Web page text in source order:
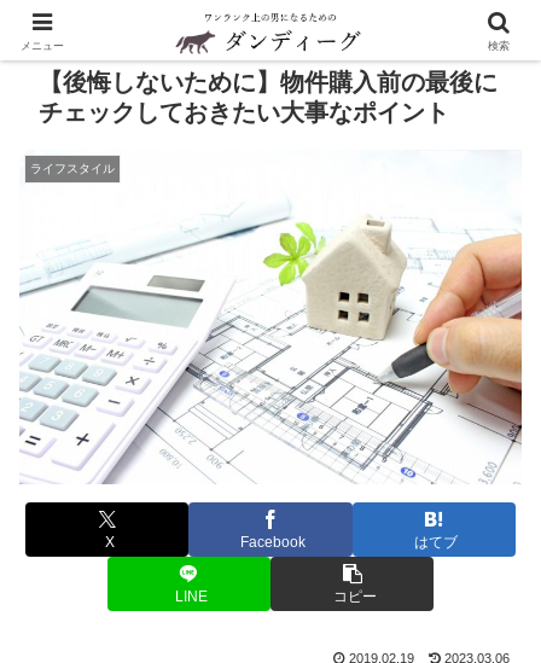
【後悔しないために】物件購入前の最後に
チェックしておきたい大事なポイント
ライフスタイル
X Facebook はてブ
LINE コピー
2019.02.19 2023.03.06
メニュー 検索